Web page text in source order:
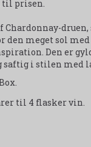
til prisen.
meget sol
Den er
saftig i stilen med
til 4 flasker vin.